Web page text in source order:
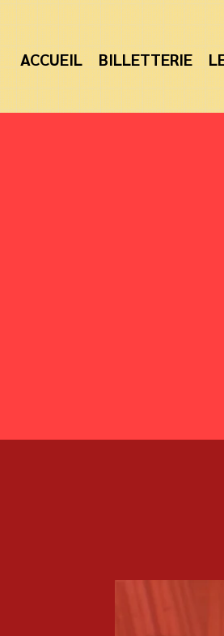
ACCUEIL BILLETTERIE